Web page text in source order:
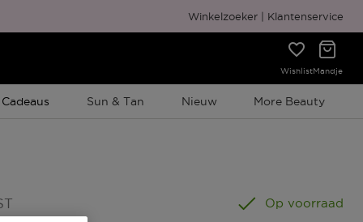
Gratis cadeauverpakking
Winkelzoeker Klantenservice
WishlistMandje
Sun & Tan Nieuw More Beauty
Op voorraad